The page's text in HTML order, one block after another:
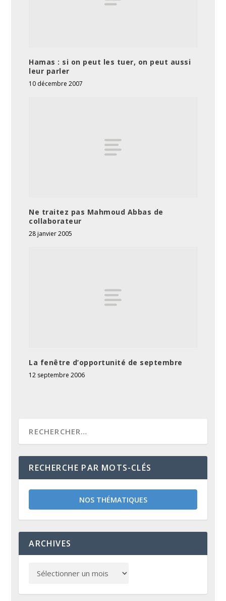
Hamas : si on peut les tuer, on peut aussi
leur parler
10 décembre 2007
Ne traitez pas Mahmoud Abbas de
collaborateur
28 janvier 2005
La fenêtre d’opportunité de septembre
12 septembre 2006
RECHERCHE PAR MOTS-CLÉS
NOS THÉMATIQUES
ARCHIVES